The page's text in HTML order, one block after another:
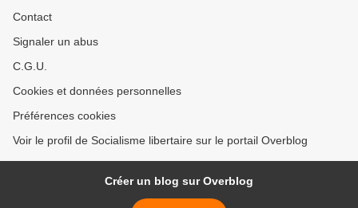
Contact
Signaler un abus
C.G.U.
Cookies et données personnelles
Préférences cookies
Voir le profil de Socialisme libertaire sur le portail Overblog
Créer un blog sur Overblog